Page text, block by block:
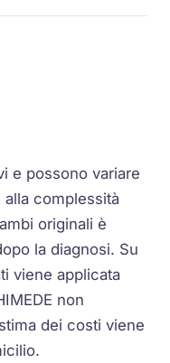
e possono variare
complessità
originali è
la diagnosi. Su
viene applicata
non
dei costi viene